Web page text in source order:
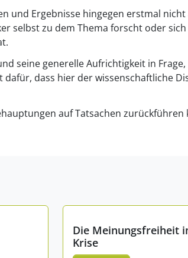
und Ergebnisse hingegen erstmal nicht
selbst zu dem Thema forscht oder
seine generelle Aufrichtigkeit in
dass hier der wissenschaftliche
auf Tatsachen zurückführen
Die Meinungsfreiheit
Krise